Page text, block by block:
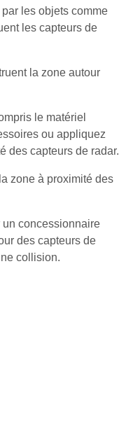
les objets comme
les capteurs de
la zone autour
le matériel
ou appliquez
des capteurs de radar.
zone à proximité des
un concessionnaire
des capteurs de
collision.